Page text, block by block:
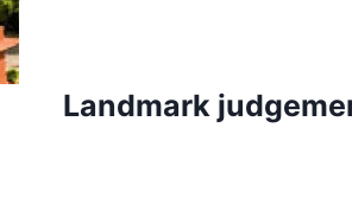
Landmark judgement